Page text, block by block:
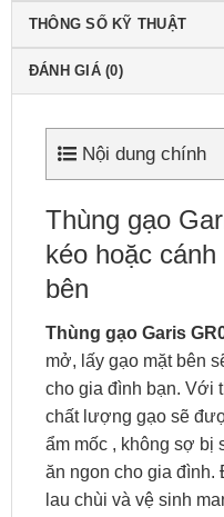
THÔNG SỐ KỸ THUẬT
ĐÁNH GIÁ (0)
Nội dung chính
Thùng gạo
kéo hoặc
bên
Thùng gạo Garis
mở, lấy gạo mặt bên
cho gia đình bạn. Với
chất lượng gạo sẽ
ẩm mốc , không sợ bị
ăn ngon cho gia đình.
lau chùi và vệ sinh